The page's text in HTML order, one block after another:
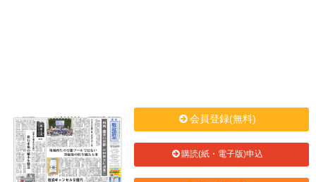
会員登録(無料)
購読(紙・電子版)申込